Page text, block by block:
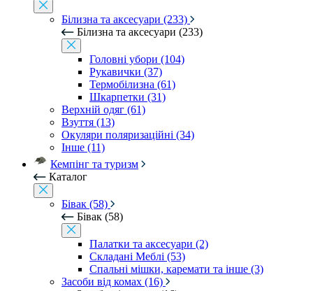
Білизна та аксесуари (233)
Білизна та аксесуари (233)
Головні убори (104)
Рукавички (37)
Термобілизна (61)
Шкарпетки (31)
Верхній одяг (61)
Взуття (13)
Окуляри поляризаційні (34)
Інше (11)
Кемпінг та туризм
Каталог
Бівак (58)
Бівак (58)
Палатки та аксесуари (2)
Складані Меблі (53)
Спальні мішки, каремати та інше (3)
Засоби від комах (16)